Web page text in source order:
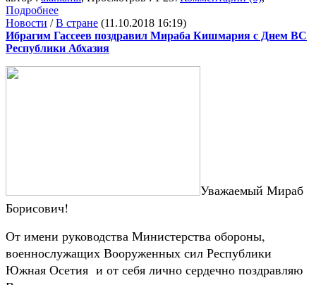
Подробнее
Новости /В стране (11.10.2018 16:19)
Ибрагим Гассеев поздравил Мираба Кишмария с Днем ВС
Республики Абхазия
Уважаемый Мираб
Борисович!
От имени руководства Министерства обороны,
военнослужащих Вооруженных сил Республики
Южная Осетия и от себя лично сердечно поздравляю